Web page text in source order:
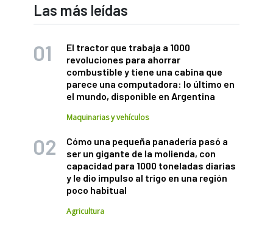
Las más leídas
El tractor que trabaja a 1000
revoluciones para ahorrar
combustible y tiene una cabina que
parece una computadora: lo último en
el mundo, disponible en Argentina
Maquinarias y vehículos
Cómo una pequeña panadería pasó a
ser un gigante de la molienda, con
capacidad para 1000 toneladas diarias
y le dio impulso al trigo en una región
poco habitual
Agricultura